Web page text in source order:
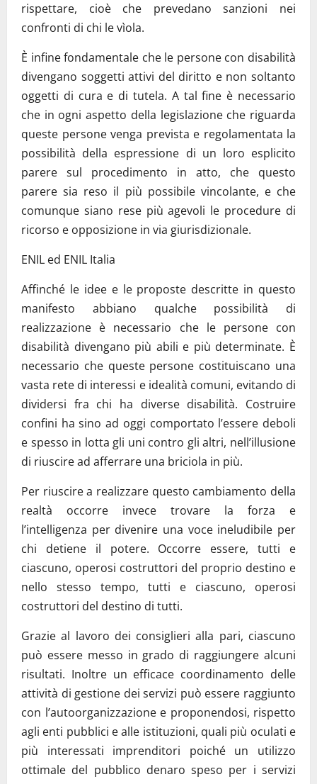
rispettare, cioè che prevedano sanzioni nei
confronti di chi le vìola.
È infine fondamentale che le persone con disabilità
divengano soggetti attivi del diritto e non soltanto
oggetti di cura e di tutela. A tal fine è necessario
che in ogni aspetto della legislazione che riguarda
queste persone venga prevista e regolamentata la
possibilità della espressione di un loro esplicito
parere sul procedimento in atto, che questo
parere sia reso il più possibile vincolante, e che
comunque siano rese più agevoli le procedure di
ricorso e opposizione in via giurisdizionale.
ENIL ed ENIL Italia
Affinché le idee e le proposte descritte in questo
manifesto abbiano qualche possibilità di
realizzazione è necessario che le persone con
disabilità divengano più abili e più determinate. È
necessario che queste persone costituiscano una
vasta rete di interessi e idealità comuni, evitando di
dividersi fra chi ha diverse disabilità. Costruire
confini ha sino ad oggi comportato l’essere deboli
e spesso in lotta gli uni contro gli altri, nell’illusione
di riuscire ad afferrare una briciola in più.
Per riuscire a realizzare questo cambiamento della
realtà occorre invece trovare la forza e
l’intelligenza per divenire una voce ineludibile per
chi detiene il potere. Occorre essere, tutti e
ciascuno, operosi costruttori del proprio destino e
nello stesso tempo, tutti e ciascuno, operosi
costruttori del destino di tutti.
Grazie al lavoro dei consiglieri alla pari, ciascuno
può essere messo in grado di raggiungere alcuni
risultati. Inoltre un efficace coordinamento delle
attività di gestione dei servizi può essere raggiunto
con l’autoorganizzazione e proponendosi, rispetto
agli enti pubblici e alle istituzioni, quali più oculati e
più interessati imprenditori poiché un utilizzo
ottimale del pubblico denaro speso per i servizi